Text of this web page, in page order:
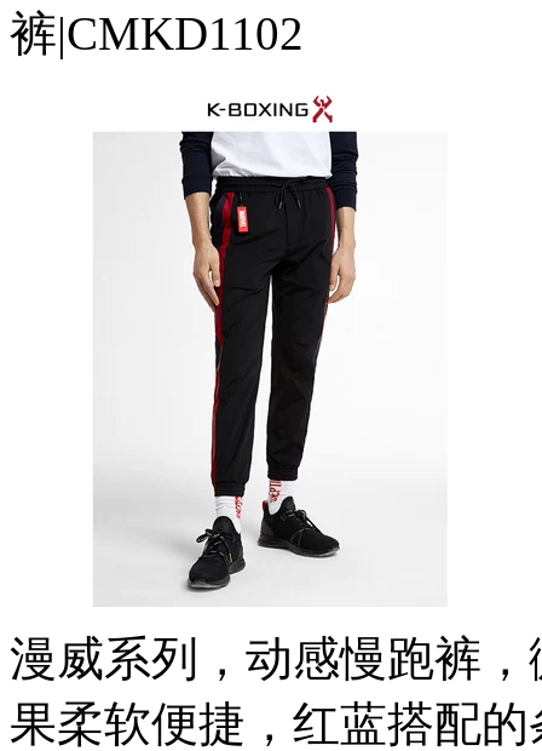
裤|CMKD1102
漫威系列，动感慢跑裤
果柔软便捷，红蓝搭配